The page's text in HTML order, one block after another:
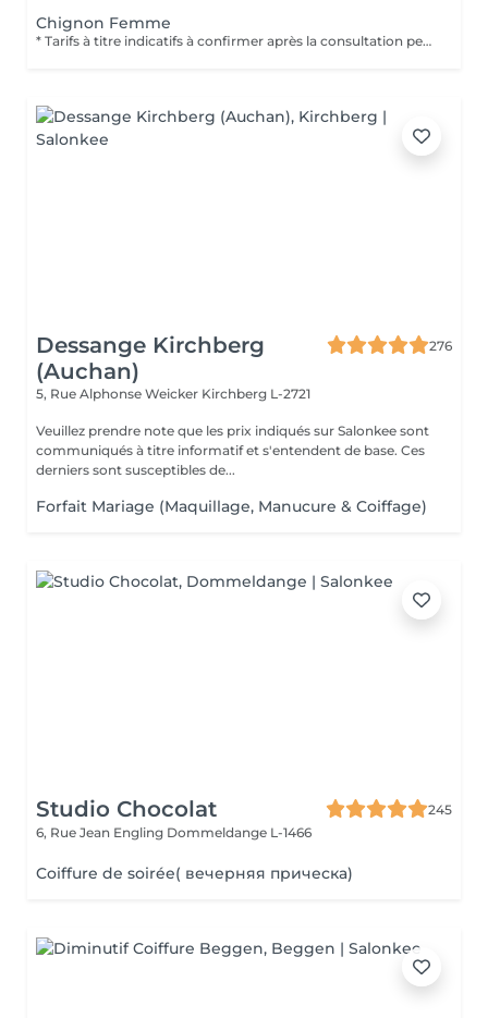
Chignon Femme
* Tarifs à titre indicatifs à confirmer après la consultation personnalisée établit auprès de votre coiffeur/stylist/spécialiste * La direction se réserve le droit dapporter des modifications pour le bon fonctionnement du salon
Dessange Kirchberg
(Auchan)
276
5, Rue Alphonse Weicker Kirchberg L-2721
Veuillez prendre note que les prix indiqués sur Salonkee sont
communiqués à titre informatif et s'entendent de base. Ces
derniers sont susceptibles de...
Forfait Mariage (Maquillage, Manucure & Coiffage)
Studio Chocolat
245
6, Rue Jean Engling Dommeldange L-1466
Coiffure de soirée( вечерняя прическа)